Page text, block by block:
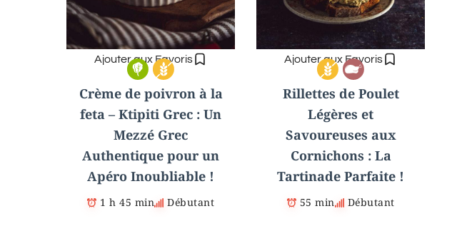
Ajouter aux Favoris
Crème de poivron à la
feta – Ktipiti Grec : Un
Mezzé Grec
Authentique pour un
Apéro Inoubliable !
1 h 45 min Débutant
Ajouter aux Favoris
Rillettes de Poulet
Légères et
Savoureuses aux
Cornichons : La
Tartinade Parfaite !
55 min Débutant